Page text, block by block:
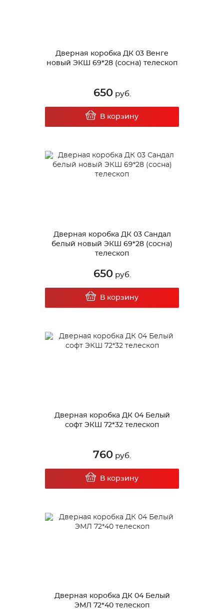
Дверная коробка ДК 03 Венге
новый ЭКШ 69*28 (сосна) телескоп
650руб.
В корзину
Дверная коробка ДК 03 Сандал
белый новый ЭКШ 69*28 (сосна)
телескоп
650руб.
В корзину
Дверная коробка ДК 04 Белый
софт ЭКШ 72*32 телескоп
760 руб.
В корзину
Дверная коробка ДК 04 Белый
ЭМЛ 72*40 телескоп